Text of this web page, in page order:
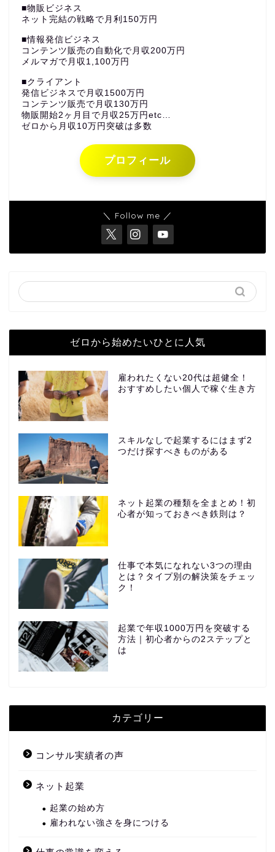
■物販ビジネス
ネット完結の戦略で月利150万円
■情報発信ビジネス
コンテンツ販売の自動化で月収200万円
メルマガで月収1,100万円
■クライアント
発信ビジネスで月収1500万円
コンテンツ販売で月収130万円
物販開始2ヶ月目で月収25万円etc…
ゼロから月収10万円突破は多数
プロフィール
＼ Follow me ／
ゼロから始めたいひとに人気
雇われたくない20代は超健全！
おすすめしたい個人で稼ぐ生き方
スキルなしで起業するにはまず2
つだけ探すべきものがある
ネット起業の種類を全まとめ！初
心者が知っておきべき鉄則は？
仕事で本気になれない3つの理由
とは？タイプ別の解決策をチェッ
ク！
起業で年収1000万円を突破する
方法｜初心者からの2ステップと
は
カテゴリー
コンサル実績者の声
ネット起業
起業の始め方
雇われない強さを身につける